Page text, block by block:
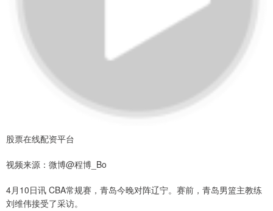
股票在线配资平台
视频来源：微博@程博_Bo
4月10日讯 CBA常规赛，青岛今晚对阵辽宁。赛前，青岛男篮主教练
刘维伟接受了采访。